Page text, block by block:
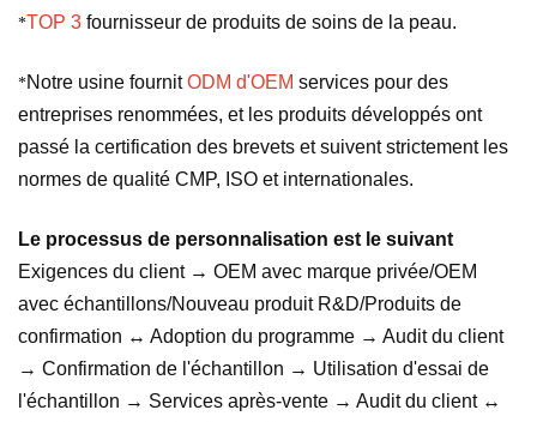
*TOP 3 fournisseur de produits de soins de la peau.
*Notre usine fournitODM d'OEM services pour des
entreprises renommées, et les produits développés ont
passé la certification des brevets et suivent strictement les
normes de qualité CMP, ISO et internationales.
Le processus de personnalisation est le suivant
Exigences du client → OEM avec marque privée/OEM
avec échantillons/Nouveau produit R&D/Produits de
confirmation ↔ Adoption du programme → Audit du client
→ Confirmation de l'échantillon → Utilisation d'essai de
l'échantillon → Services après-vente → Audit du client ↔